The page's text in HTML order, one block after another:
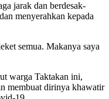
jarak dan berdesak-
menyerahkan kepada
semua. Makanya saya
warga Taktakan ini,
membuat dirinya khawatir